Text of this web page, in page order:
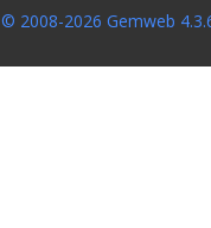
© 2008-2026 Gemweb